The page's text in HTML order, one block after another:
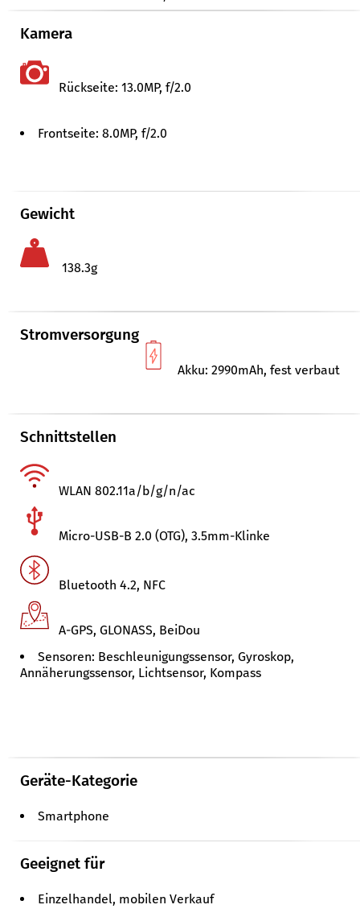
Kamera
Rückseite: 13.0MP, f/​2.0
Frontseite: 8.0MP, f/​2.0
Gewicht
138.3g
Stromversorgung
Akku: 2990mAh, fest verbaut
Schnittstellen
WLAN 802.11a/b/g/n/ac
Micro-USB-B 2.0 (OTG), 3.5mm-Klinke
Bluetooth 4.2, NFC
A-GPS, GLONASS, BeiDou
Sensoren: Beschleunigungssensor, Gyroskop,
Annäherungssensor, Lichtsensor, Kompass
Geräte-Kategorie
Smartphone
Geeignet für
Einzelhandel, mobilen Verkauf